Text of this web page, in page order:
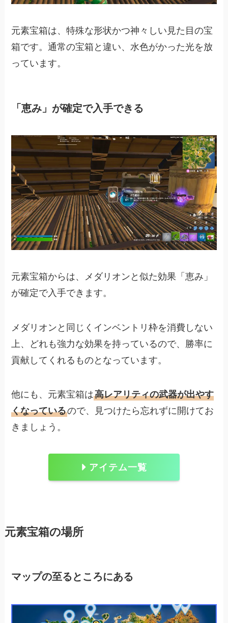
元素宝箱は、特殊な形状かつ神々しい見た目の宝
箱です。通常の宝箱と違い、水色がかった光を放
っています。
「恵み」が確定で入手できる
元素宝箱からは、メダリオンと似た効果「恵み」
が確定で入手できます。
メダリオンと同じくインベントリ枠を消費しない
上、どれも強力な効果を持っているので、勝率に
貢献してくれるものとなっています。
他にも、元素宝箱は高レアリティの武器が出やす
くなっているので、見つけたら忘れずに開けてお
きましょう。
アイテム一覧
元素宝箱の場所
マップの至るところにある